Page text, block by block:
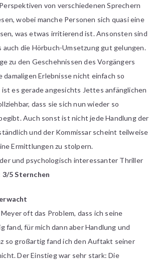
von verschiedenen Sprechern
wobei manche Personen sich quasi eine
was etwas irritierend ist. Ansonsten sind
auch die Hörbuch-Umsetzung gut gelungen.
zu den Geschehnissen des Vorgängers
damaligen Erlebnisse nicht einfach so
es gerade angesichts Jettes anfänglichen
dass sie sich nun wieder so
Auch sonst ist nicht jede Handlung der
und der Kommissar scheint teilweise
Ermittlungen zu stolpern.
und psychologisch interessanter Thriller
3/5 Sternchen
oft das Problem, dass ich seine
fand, für mich dann aber Handlung und
so großartig fand ich den Auftakt seiner
Der Einstieg war sehr stark: Die